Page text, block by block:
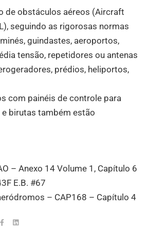
de obstáculos aéreos (Aircraft
seguindo as rigorosas normas
guindastes, aeroportos,
tensão, repetidores ou antenas
prédios, heliportos,
com painéis de controle para
birutas também estão
– Anexo 14 Volume 1, Capítulo 6
E.B. #67
– CAP168 – Capítulo 4